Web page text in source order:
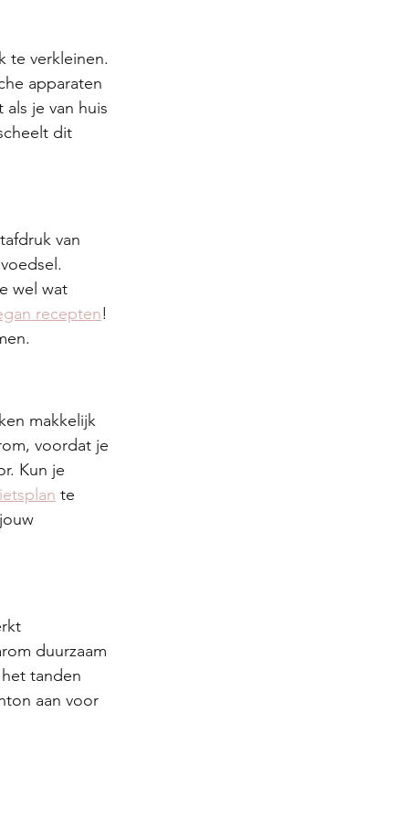
te verkleinen.
apparaten
je van huis
dit
van
wel wat
recepten!
makkelijk
voordat je
Kun je
te
duurzaam
tanden
aan voor